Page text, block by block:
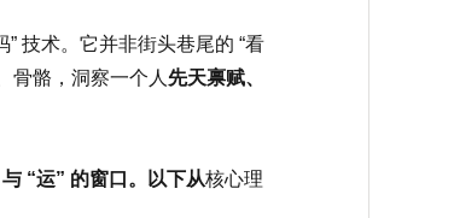
” 技术。它并非街头巷尾的 “看
骨骼，洞察一个人 先天禀赋、
“运” 的窗口。以下从核心理